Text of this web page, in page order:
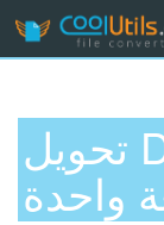
تحويل DWFX إلى DXF
واحدة